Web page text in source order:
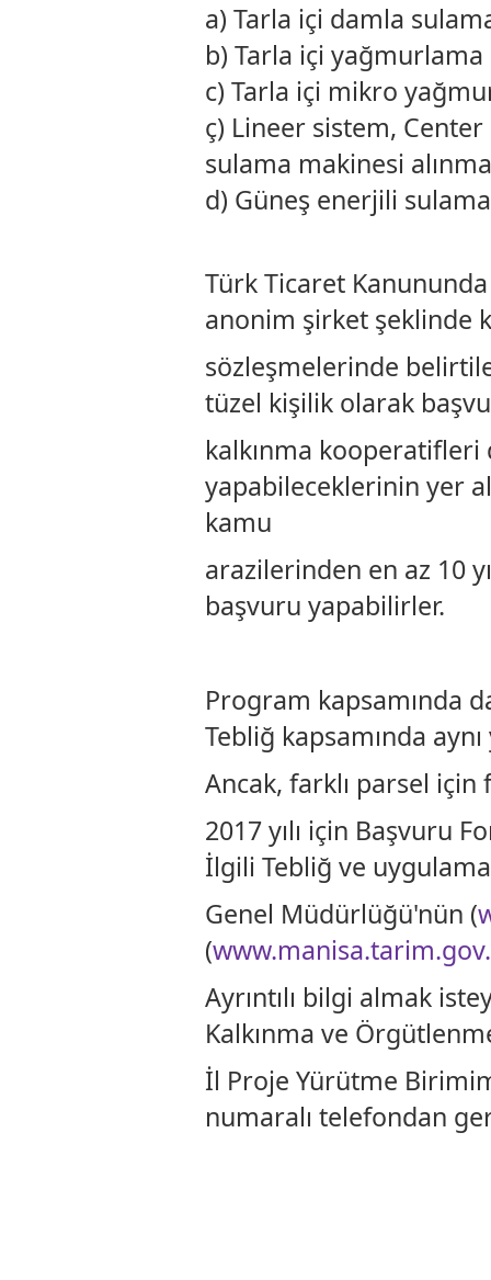
a) Tarla içi damla
b) Tarla içi
c) Tarla içi mikro
ç) Lineer sistem,
sulama makinesi
d) Güneş enerjili
Türk Ticaret
anonim şirket şeklinde
sözleşmelerinde
tüzel kişilik olarak
kalkınma
yapabileceklerinin yer
kamu
arazilerinden en az 10
başvuru yapabilirler.
Program kapsamında
Tebliğ kapsamında
Ancak, farklı parsel için
2017 yılı için Başvuru
İlgili Tebliğ ve
Genel Müdürlüğü'nün (
(
Ayrıntılı bilgi almak
Kalkınma ve
İl Proje Yürütme
numaralı telefondan